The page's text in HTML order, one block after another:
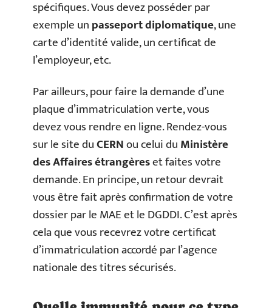
spécifiques. Vous devez posséder par
exemple unpasseport diplomatique, une
carte d’identité valide, un certificat de
l’employeur, etc.
Par ailleurs, pour faire la demande d’une
plaque d’immatriculation verte, vous
devez vous rendre en ligne. Rendez-vous
sur le site duCERNou celui duMinistère
des Affaires étrangèreset faites votre
demande. En principe, un retour devrait
vous être fait après confirmation de votre
dossier par le MAE et le DGDDI. C’est après
cela que vous recevrez votre certificat
d’immatriculation accordé par l’agence
nationale des titres sécurisés.